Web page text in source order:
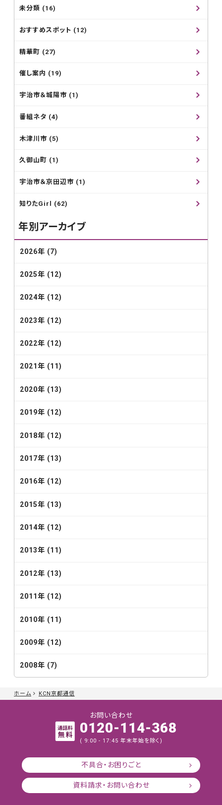
ホーム KCN京都通信
未分類 (16)
おすすめスポット (12)
精華町 (27)
催し案内 (19)
宇治市＆城陽市 (1)
番組ネタ (4)
木津川市 (5)
久御山町 (1)
宇治市＆京田辺市 (1)
知りたGirl (62)
年別アーカイブ
2026年 (7)
2025年 (12)
2024年 (12)
2023年 (12)
2022年 (12)
2021年 (11)
2020年 (13)
2019年 (12)
2018年 (12)
2017年 (13)
2016年 (12)
2015年 (13)
2014年 (12)
2013年 (11)
2012年 (13)
2011年 (12)
2010年 (11)
2009年 (12)
2008年 (7)
お問い合わせ
0120-114-368
( 9:00 - 17:45 年末年始を除く)
不具合・お困りごと
資料請求・お問い合わせ